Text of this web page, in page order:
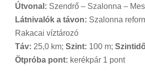
Útvonal: Szendrő – Szalonna –
Látnivalók a távon: Szalonna
Rakacai víztározó
Táv: 25,0 km; Szint: 100 m;
Ötpróba pont: kerékpár 1 pont